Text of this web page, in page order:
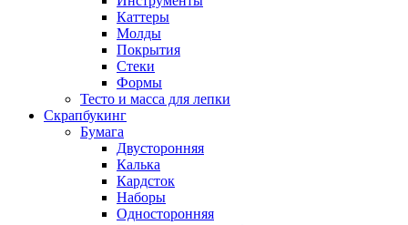
Каттеры
Молды
Покрытия
Стеки
Формы
Тесто и масса для лепки
Скрапбукинг
Бумага
Двусторонняя
Калька
Кардсток
Наборы
Односторонняя